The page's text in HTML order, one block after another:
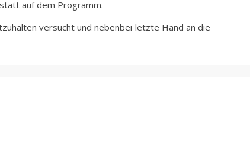
auf dem Programm.
versucht und nebenbei letzte Hand an die